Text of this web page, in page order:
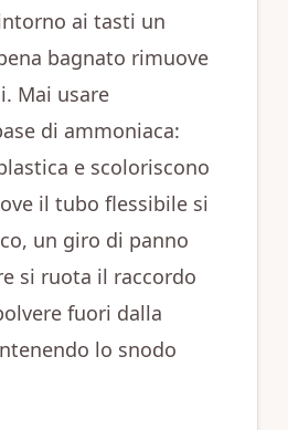
ai tasti un
bagnato rimuove
Mai usare
di ammoniaca:
e scoloriscono
il tubo flessibile si
un giro di panno
si ruota il raccordo
fuori dalla
lo snodo